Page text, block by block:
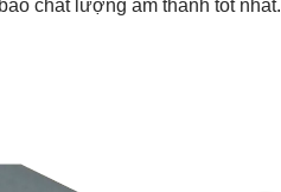
chất lượng âm thanh tốt nhất.